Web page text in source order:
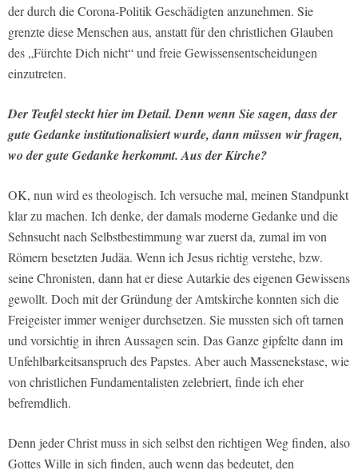
der durch die Corona-Politik Geschädigten anzunehmen. Sie
grenzte diese Menschen aus, anstatt für den christlichen Glauben
des „Fürchte Dich nicht“ und freie Gewissensentscheidungen
einzutreten.
Der Teufel steckt hier im Detail. Denn wenn Sie sagen, dass der
gute Gedanke institutionalisiert wurde, dann müssen wir fragen,
wo der gute Gedanke herkommt. Aus der Kirche?
OK, nun wird es theologisch. Ich versuche mal, meinen Standpunkt
klar zu machen. Ich denke, der damals moderne Gedanke und die
Sehnsucht nach Selbstbestimmung war zuerst da, zumal im von
Römern besetzten Judäa. Wenn ich Jesus richtig verstehe, bzw.
seine Chronisten, dann hat er diese Autarkie des eigenen Gewissens
gewollt. Doch mit der Gründung der Amtskirche konnten sich die
Freigeister immer weniger durchsetzen. Sie mussten sich oft tarnen
und vorsichtig in ihren Aussagen sein. Das Ganze gipfelte dann im
Unfehlbarkeitsanspruch des Papstes. Aber auch Massenekstase, wie
von christlichen Fundamentalisten zelebriert, finde ich eher
befremdlich.
Denn jeder Christ muss in sich selbst den richtigen Weg finden, also
Gottes Wille in sich finden, auch wenn das bedeutet, den